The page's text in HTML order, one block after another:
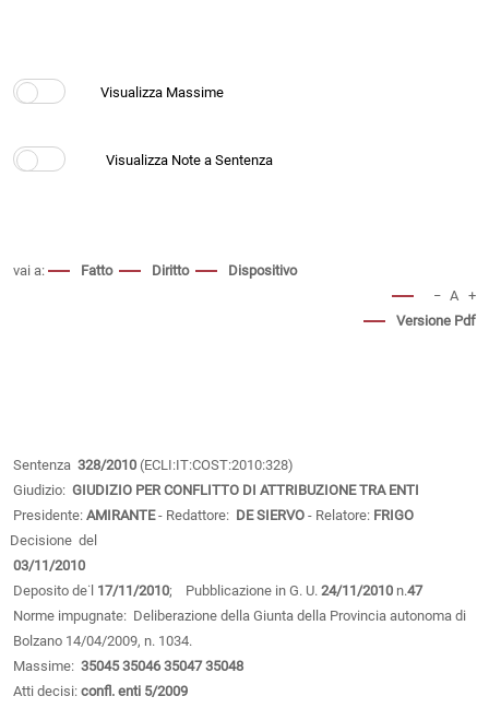
vai a: Fatto Diritto
Dispositivo
− A +
Versione Pdf
Sentenza 328/2010 (ECLI:IT:COST:2010:328)
Giudizio: GIUDIZIO PER CONFLITTO DI ATTRIBUZIONE TRA ENTI
Presidente: AMIRANTE- Redattore: DE SIERVO - Relatore: FRIGO
Decisione del
03/11/2010
Deposito de˙l 17/11/2010; Pubblicazione in G. U. 24/11/2010 n.47
Norme impugnate: Deliberazione della Giunta della Provincia autonoma di
Bolzano 14/04/2009, n. 1034.
Massime: 35045 35046 35047 35048
Atti decisi: confl. enti 5/2009